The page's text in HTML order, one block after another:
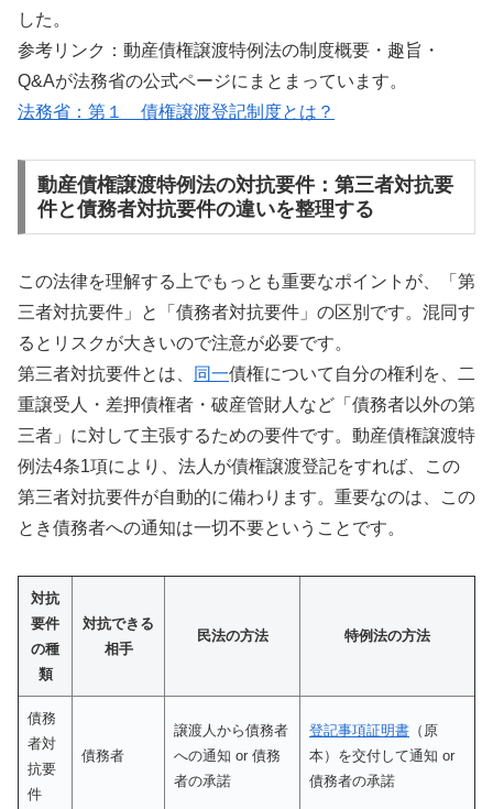
した。
参考リンク：動産債権譲渡特例法の制度概要・趣旨・
Q&Aが法務省の公式ページにまとまっています。
法務省：第１ 債権譲渡登記制度とは？
動産債権譲渡特例法の対抗要件：第三者対抗要
件と債務者対抗要件の違いを整理する
この法律を理解する上でもっとも重要なポイントが、「第
三者対抗要件」と「債務者対抗要件」の区別です。混同す
るとリスクが大きいので注意が必要です。
第三者対抗要件とは、
同一債権について自分の権利を、二
重譲受人・差押債権者・破産管財人など「債務者以外の第
三者」に対して主張するための要件です。動産債権譲渡特
例法4条1項により、法人が債権譲渡登記をすれば、この
第三者対抗要件が自動的に備わります。重要なのは、この
とき債務者への通知は一切不要ということです。
対抗
要件
の種
類
対抗できる
相手
民法の方法 特例法の方法
債務
者対
抗要
件
債務者
譲渡人から債務者
への通知 or 債務
者の承諾
登記事項証明書 （原
本）を交付して通知 or
債務者の承諾